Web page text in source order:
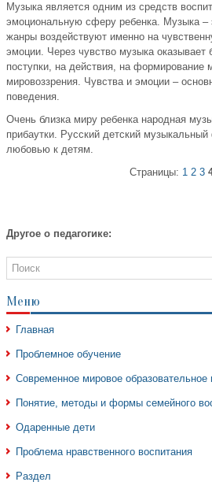
Музыка является одним из средств
эмоциональную сферу ребенка. Музыка –
жанры воздействуют именно на
эмоции. Через чувство музыка оказывает
поступки, на действия, на
мировоззрения. Чувства и эмоции –
поведения.
Очень близка миру ребенка народная
прибаутки. Русский детский
любовью к детям.
Страницы: 1 2 3
Другое о педагогике:
Меню
Главная
Проблемное обучение
Современное мировое образовательное
Понятие, методы и формы семейного
Одаренные дети
Проблема нравственного воспитания
Раздел